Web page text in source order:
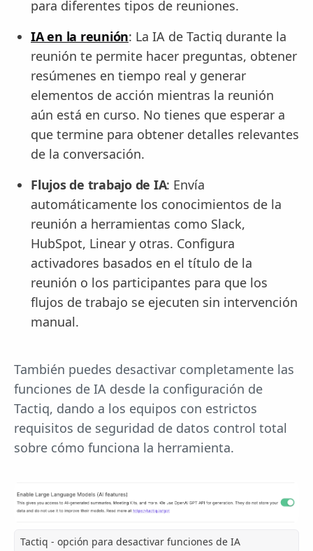
para diferentes tipos de reuniones.
IA en la reunión: La IA de Tactiq durante la
reunión te permite hacer preguntas, obtener
resúmenes en tiempo real y generar
elementos de acción mientras la reunión
aún está en curso. No tienes que esperar a
que termine para obtener detalles relevantes
de la conversación.
Flujos de trabajo de IA: Envía
automáticamente los conocimientos de la
reunión a herramientas como Slack,
HubSpot, Linear y otras. Configura
activadores basados en el título de la
reunión o los participantes para que los
flujos de trabajo se ejecuten sin intervención
manual.
También puedes desactivar completamente las
funciones de IA desde la configuración de
Tactiq, dando a los equipos con estrictos
requisitos de seguridad de datos control total
sobre cómo funciona la herramienta.
Tactiq - opción para desactivar funciones de IA